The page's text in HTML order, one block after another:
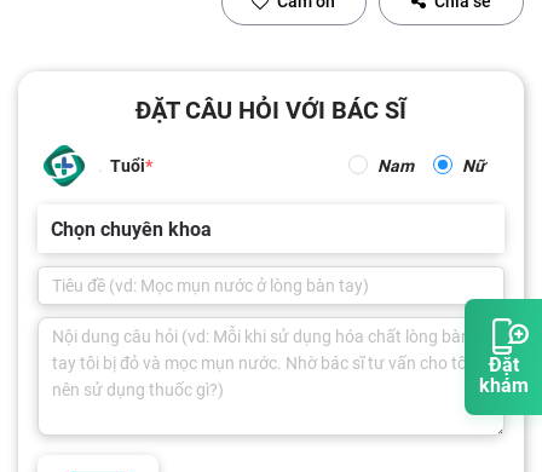
Đặt
khám
ĐẶT CÂU HỎI VỚI BÁC SĨ
Tuổi Nam Nữ
Chọn chuyên khoa